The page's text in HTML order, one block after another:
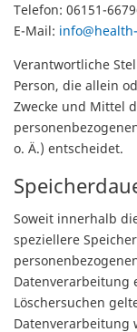
Telefon: 06151-
E-Mail:
Verantwortliche
Person, die allein
Zwecke und Mittel
o. Ä.) entscheidet.
Soweit innerhalb
speziellere
Datenverarbeitung
Löschersuchen
Datenverarbeitung